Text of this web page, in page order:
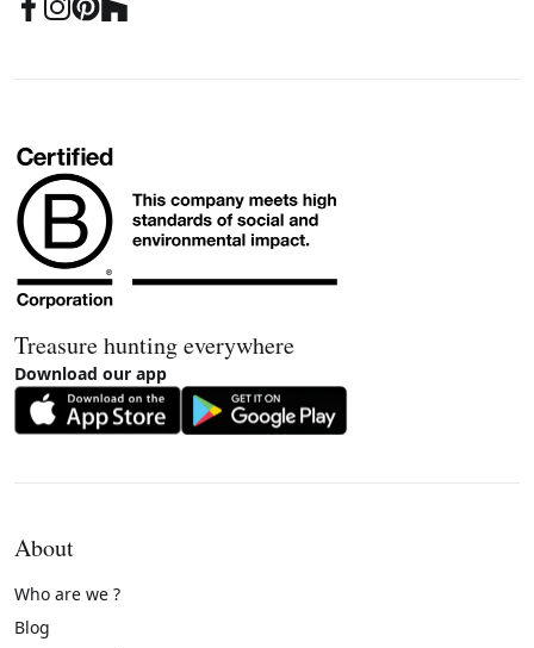
Treasure hunting everywhere
Download our app
About
Who are we ?
Blog